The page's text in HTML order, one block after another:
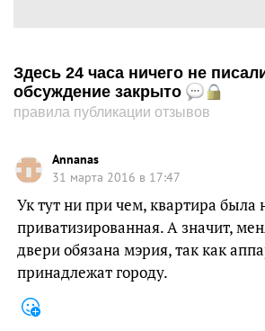
Здесь 24 часа ничего не
обсуждение закрыто
правила публикации отзывов
Annanas
31 марта 2016 в 17:47
Ук тут ни при чем, квартира была
приватизированная. А значит,
двери обязана мэрия, так как
принадлежат городу.